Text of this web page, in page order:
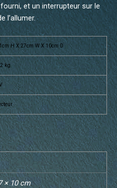
et un interrupteur sur le
l’allumer.
H X 27cm W X 10cm D
kg
× 10 cm